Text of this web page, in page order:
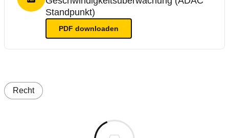
Standpunkt)
PDF downloaden
Recht